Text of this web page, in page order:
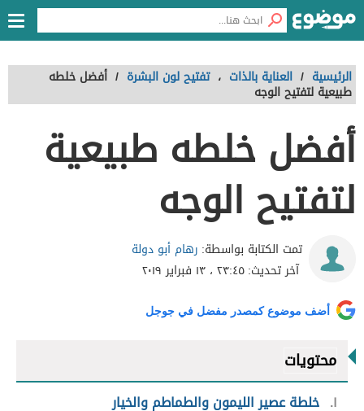
الرئيسية / العناية بالذات ، تفتيح لون البشرة / أفضل خلطه
طبيعية لتفتيح الوجه
أفضل خلطه طبيعية
لتفتيح الوجه
تمت الكتابة بواسطة: رهام أبو دولة
آخر تحديث:٢٣:٤٥ ، ١٣ فبراير ٢٠١٩
أضف موضوع كمصدر مفضل في جوجل
محتويات
١ خلطة عصير الليمون والطماطم والخيار